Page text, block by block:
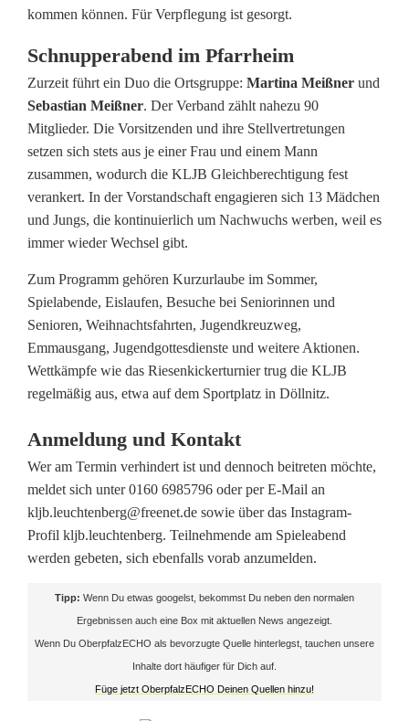
s
u
c
h
t
n
e
e
M
i
t
g
l
i
e
kommen können. Für Verpflegung ist gesorgt.
Schnupperabend im Pfarrheim
Zurzeit führt ein Duo die Ortsgruppe: Martina Meißner und
Sebastian Meißner. Der Verband zählt nahezu 90
Mitglieder. Die Vorsitzenden und ihre Stellvertretungen
setzen sich stets aus je einer Frau und einem Mann
zusammen, wodurch die KLJB Gleichberechtigung fest
verankert. In der Vorstandschaft engagieren sich 13 Mädchen
und Jungs, die kontinuierlich um Nachwuchs werben, weil es
immer wieder Wechsel gibt.
Zum Programm gehören Kurzurlaube im Sommer,
Spielabende, Eislaufen, Besuche bei Seniorinnen und
Senioren, Weihnachtsfahrten, Jugendkreuzweg,
Emmausgang, Jugendgottesdienste und weitere Aktionen.
Wettkämpfe wie das Riesenkickerturnier trug die KLJB
regelmäßig aus, etwa auf dem Sportplatz in Döllnitz.
Anmeldung und Kontakt
Wer am Termin verhindert ist und dennoch beitreten möchte,
meldet sich unter 0160 6985796 oder per E-Mail an
kljb.leuchtenberg@freenet.de sowie über das Instagram-
Profil kljb.leuchtenberg. Teilnehmende am Spieleabend
werden gebeten, sich ebenfalls vorab anzumelden.
Tipp: Wenn Du etwas googelst, bekommst Du neben den normalen
Ergebnissen auch eine Box mit aktuellen News angezeigt.
Wenn Du OberpfalzECHO als bevorzugte Quelle hinterlegst, tauchen unsere
Inhalte dort häufiger für Dich auf.
Füge jetzt OberpfalzECHO Deinen Quellen hinzu!